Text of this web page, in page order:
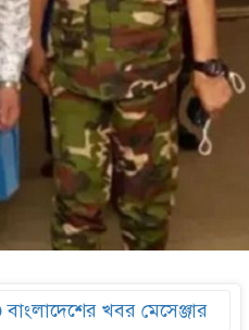
বাংলাদেশের খবর মেসেঞ্জার